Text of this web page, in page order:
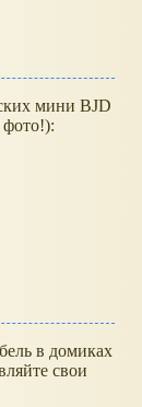
мини BJD
фото!):
в домиках
свои